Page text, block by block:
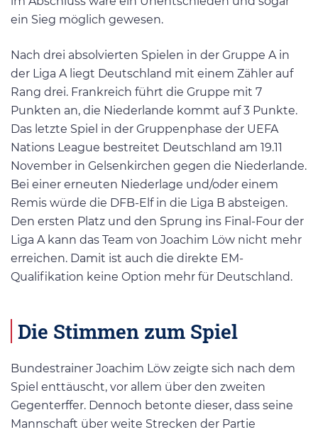
ein Sieg möglich gewesen.
Nach drei absolvierten Spielen in der Gruppe A in
der Liga A liegt Deutschland mit einem Zähler auf
Rang drei. Frankreich führt die Gruppe mit 7
Punkten an, die Niederlande kommt auf 3 Punkte.
Das letzte Spiel in der Gruppenphase der UEFA
Nations League bestreitet Deutschland am 19.11
November in Gelsenkirchen gegen die Niederlande.
Bei einer erneuten Niederlage und/oder einem
Remis würde die DFB-Elf in die Liga B absteigen.
Den ersten Platz und den Sprung ins Final-Four der
Liga A kann das Team von Joachim Löw nicht mehr
erreichen. Damit ist auch die direkte EM-
Qualifikation keine Option mehr für Deutschland.
Die Stimmen zum Spiel
Bundestrainer Joachim Löw zeigte sich nach dem
Spiel enttäuscht, vor allem über den zweiten
Gegenterffer. Dennoch betonte dieser, dass seine
Mannschaft über weite Strecken der Partie